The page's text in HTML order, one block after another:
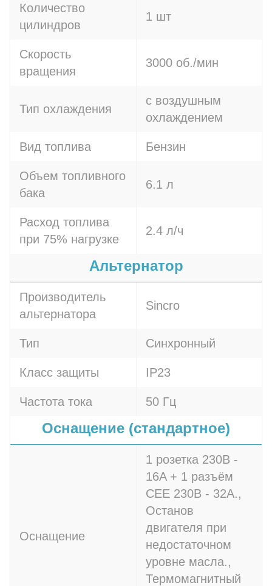
Количество
цилиндров
1 шт
Скорость
вращения
3000 об./мин
Тип охлаждения
с воздушным
охлаждением
Вид топлива Бензин
Объем топливного
бака
6.1 л
Расход топлива
при 75% нагрузке
2.4 л/ч
Альтернатор
Производитель
альтернатора
Sincro
Тип Синхронный
Класс защиты IP23
Частота тока 50 Гц
Оснащение (стандартное)
Оснащение
1 розетка 230В -
16A + 1 разъём
СЕЕ 230В - 32A.,
Останов
двигателя при
недостаточном
уровне масла.,
Термомагнитный